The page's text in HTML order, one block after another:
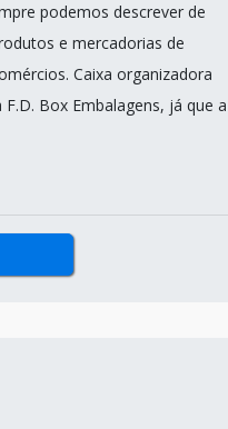
podemos descrever de
e mercadorias de
Caixa organizadora
Box Embalagens, já que a